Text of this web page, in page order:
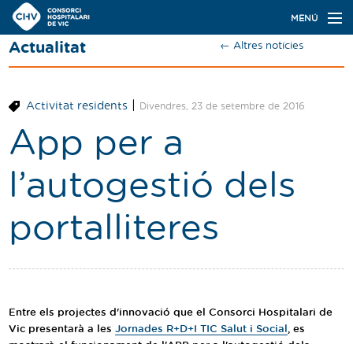
Navegació
principal
MENÚ
Actualitat
Oferta de places
Ser resident
Contacte
Cercador
Actualitat ← Altres notícies
Activitat residents| Divendres, 23 de setembre de 2016
App per a
l’autogestió dels
portalliteres
Entre els projectes d'innovació que el Consorci Hospitalari de
Vic presentarà a les Jornades R+D+I TIC Salut i Social, es